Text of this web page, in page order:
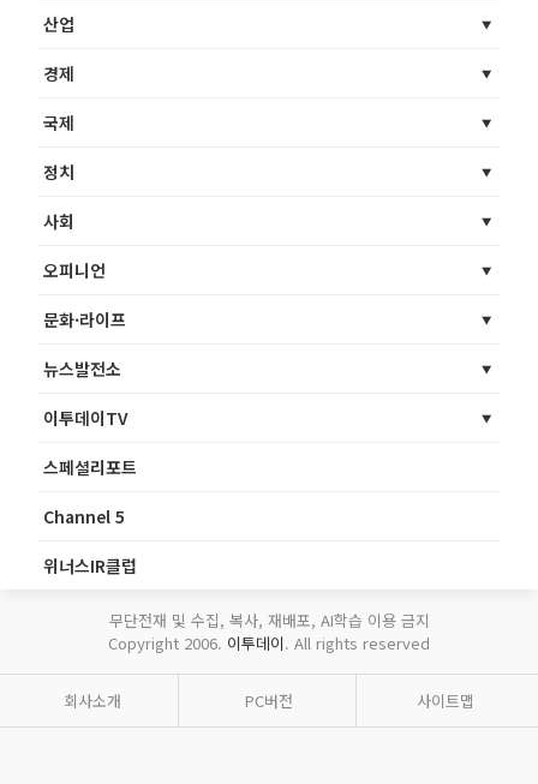
산업
경제
국제
정치
사회
오피니언
문화·라이프
뉴스발전소
이투데이TV
스페셜리포트
Channel 5
위너스IR클럽
무단전재 및 수집, 복사, 재배포, AI학습 이용 금지
Copyright 2006. 이투데이. All rights reserved
회사소개 PC버전 사이트맵